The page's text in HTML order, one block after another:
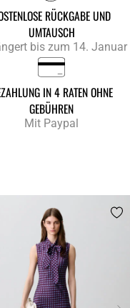
RÜCKGABE UND
UMTAUSCH
bis zum 14. Januar
IN 4 RATEN OHNE
GEBÜHREN
Mit Paypal